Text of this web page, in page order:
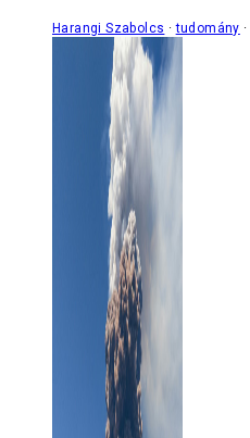
Harangi Szabolcs tudomány